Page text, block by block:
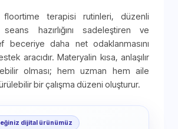
floortime terapisi rutinleri, düzenli
seans hazırlığını sadeleştiren ve
beceriye daha net odaklanmasını
aracıdır. Materyalin kısa, anlaşılır
olması; hem uzman hem aile
bir çalışma düzeni oluşturur.
dijital ürünümüz